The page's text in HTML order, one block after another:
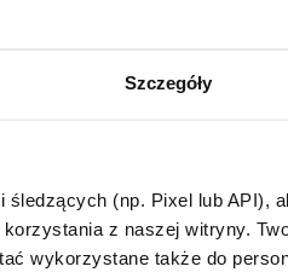
Szczegóły
(np. Pixel lub API),
z naszej witryny.
wykorzystane także do